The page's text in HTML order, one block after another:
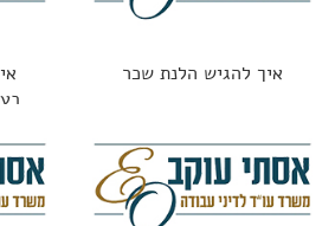
איך להגיש הלנת שכר